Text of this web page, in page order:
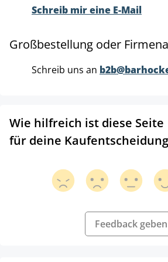
Schreib mir eine E-Mail
Großbestellung oder
Schreib uns an
Wie hilfreich ist diese Seite
für deine
Feedback geben